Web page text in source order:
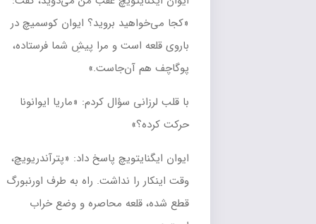
«کجا مى‌خواهید بروید؟ ایوان کوسمیچ در
باروى قلعه است و مرا پیشِ شما فرستاده،
پوگاچف هم آن‌جاست.»
با قلب لرزانى سؤال کردم: «ماریا ایوانونا
حرکت کرده؟»
ایوان ایگنایتویچ پاسخ داد: «پترآندریویچ،
وقت اینکار را نداشت. راه به طرف اورنبورگ
قطع شده، قلعه محاصره و وضع خراب